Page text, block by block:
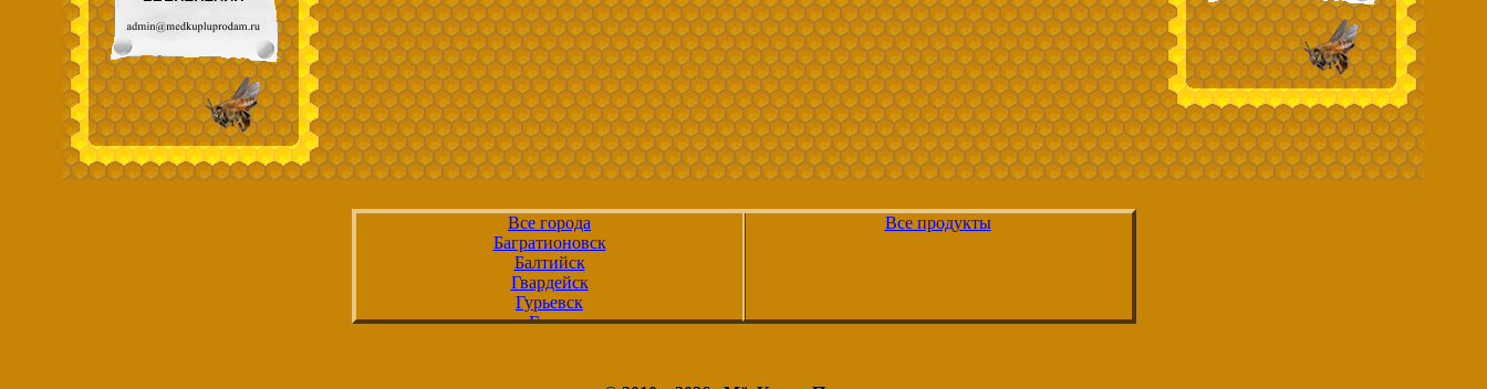
Все города
Багратионовск
Балтийск
Гвардейск
Гурьевск
Гусев
Все продукты